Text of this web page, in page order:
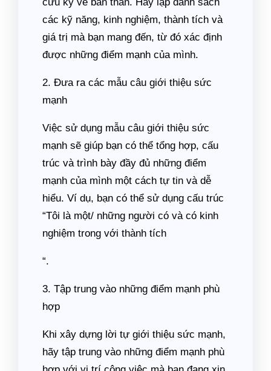
các kỹ năng, kinh nghiệm, thành tích và
giá trị mà bạn mang đến, từ đó xác định
được những điểm mạnh của mình.
2. Đưa ra các mẫu câu giới thiệu sức
mạnh
Việc sử dụng mẫu câu giới thiệu sức
mạnh sẽ giúp bạn có thể tổng hợp, cấu
trúc và trình bày đầy đủ những điểm
mạnh của mình một cách tự tin và dễ
hiểu. Ví dụ, bạn có thể sử dụng cấu trúc
“Tôi là một/ những người có và có kinh
nghiệm trong với thành tích
“.
3. Tập trung vào những điểm mạnh phù
hợp
Khi xây dựng lời tự giới thiệu sức mạnh,
hãy tập trung vào những điểm mạnh phù